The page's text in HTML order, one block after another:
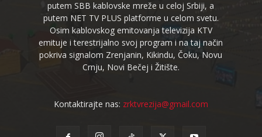
putem SBB kablovske mreže u celoj Srbiji, a
putem NET TV PLUS platforme u celom svetu.
Osim kablovskog emitovanja televizija KTV
emituje i terestrijalno svoj program i na taj način
pokriva signalom Zrenjanin, Kikindu, Čoku, Novu
Crnju, Novi Bečej i Žitište.
Kontaktirajte nas: zrktvrezija@gmail.com